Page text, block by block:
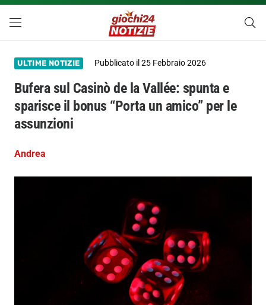
ULTIME NOTIZIE Pubblicato il25 Febbraio 2026
Bufera sul Casinò de la Vallée: spunta e
sparisce il bonus “Porta un amico” per le
assunzioni
Andrea